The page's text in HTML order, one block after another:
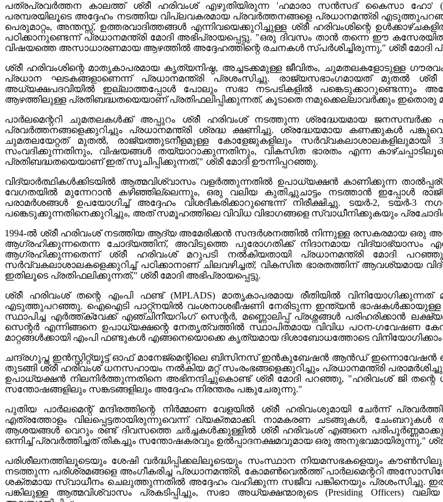
പത്രപ്രവർത്തന കാലത്ത് ശ്രീ ഹരിവംശ് എഴുതിയിരുന്ന 'ഹമാരാ സൻസദ് കൈസാ ഹോ'
പരമ്പരയിലൂടെ അദ്ദേഹം നടത്തിയ വിപ്ലവകരമായ പ്രവർത്തനങ്ങളെ പ്രധാനമന്ത്രി
പെരുമാറ്റം, അന്തസ്സ്, ഉത്തരവാദിത്തങ്ങൾ എന്നിവയെക്കുറിച്ചുള്ള ശ്രീ ഹരിവംശിന്റെ
പഠിക്കാനുണ്ടെന്ന് പ്രധാനമന്ത്രി മോദി അഭിപ്രായപ്പെട്ടു. "ഒരു ദിവസം താൻ തന്നെ ഈ
വിഷയത്തെ അസാധാരണമായ ആഴത്തിൽ അദ്ദേഹത്തിന്റെ രചനകൾ സ്പർശിച്ചിരുന്നു," ശ്രീ മോദി
ശ്രീ ഹരിവംശിന്റെ മാതൃകാപരമായ കൃത്യനിഷ്ഠ, അച്ചടക്കമുള്ള ജീവിതം, ചുമതലകളോടുള്ള
പ്രധാന ഘടകങ്ങളാണെന്ന് പ്രധാനമന്ത്രി പ്രശംസിച്ചു. രാജ്യസഭാംഗമായത് മുതൽ
അധ്യക്ഷപദവിയിൽ ഇല്ലാത്തപ്പോൾ പോലും സഭാ നടപടികളിൽ പങ്കെടുക്കാറുണ്ടെന്നും
ആഴത്തിലുള്ള പ്രതിബദ്ധതയെയാണ് പ്രതിഫലിപ്പിക്കുന്നത്, കൂടാതെ നമുക്കെല്ലാവർക്കും ഇതൊരു
പാർലമെന്ററി ചുമതലകൾക്ക് അപ്പുറം ശ്രീ ഹരിവംശ് നടത്തുന്ന ശ്രദ്ധേയമായ ജനസമ്പർക്ക
പ്രവർത്തനങ്ങളെക്കുറിച്ചും പ്രധാനമന്ത്രി ശ്രദ്ധ ക്ഷണിച്ചു. ശ്രദ്ധേയമായ കണക്കുകൾ
ചുമതലയേറ്റത് മുതൽ, രാജ്യത്തുടനീളമുള്ള കോളേജുകളിലും സർവ്വകലാശാലകളിലുമായി
സംവദിക്കുന്നതിനും, വിഷയങ്ങൾ തയ്യാറാക്കുന്നതിനും, വികസിത ഭാരതം എന്ന
പ്രതിബദ്ധതയെയാണ് ഇത് സൂചിപ്പിക്കുന്നത്," ശ്രീ മോദി ഊന്നിപ്പറഞ്ഞു.
വിദ്യാർത്ഥികൾക്കിടയിൽ ആത്മവിശ്വാസം വളർത്തുന്നതിൽ ഉപാധ്യക്ഷൻ കാണിക്കുന്ന
വേഗതയിൽ മുന്നേറാൻ കഴിഞ്ഞില്ലെന്നും, ഒരു വലിയ കുതിച്ചുചാട്ടം നടത്താൻ ഇപ്പോൾ
പരാമർശങ്ങൾ ഉപയോഗിച്ച് അദ്ദേഹം വിശദീകരിക്കാറുണ്ടെന്ന് നിരീക്ഷിച്ചു. ടയർ-2,
പങ്കെടുക്കുന്നതിനെക്കുറിച്ചും, അത് സമൂഹത്തിലെ വിവിധ വിഭാഗങ്ങളെ സ്വാധീനിക്കുകയും
1994-ൽ ശ്രീ ഹരിവംശ് നടത്തിയ ആദ്യ അമേരിക്കൻ സന്ദർശനത്തിൽ നിന്നുള്ള രസകരമായ
ആഗ്രഹിക്കുന്നതെന്ന ചോദ്യത്തിന്, അവിടുത്തെ പുരോഗതിക്ക് നിദാനമായ വിദ്യാഭ്യാസം
ആഗ്രഹിക്കുന്നതെന്ന് ശ്രീ ഹരിവംശ് മറുപടി നൽകിയതായി പ്രധാനമന്ത്രി മോദി
സർവ്വകലാശാലകളെക്കുറിച്ച് പഠിക്കാനാണ് ചിലവഴിച്ചത്; വികസിത ഭാരതത്തിന് ആവശ്യമായ
ഇതിലൂടെ പ്രതിഫലിക്കുന്നത്," ശ്രീ മോദി അഭിപ്രായപ്പെട്ടു.
ശ്രീ ഹരിവംശ് തന്റെ എംപി ഫണ്ട് (MPLADS) മാതൃകാപരമായ രീതിയിൽ
എടുത്തുപറഞ്ഞു. ഐഐടി പാറ്റ്‌നയിൽ വംശനാശഭീഷണി നേരിടുന്ന ഇന്ത്യൻ ഭാഷകൾക്കായുള്ള
സ്ഥാപിച്ച എർത്ത്ക്വേക്ക് എഞ്ചിനീയറിംഗ് സെന്റർ, മണ്ണൊലിപ്പ് പ്രശ്നങ്ങൾ പരിഹരിക്കാൻ
സെന്റർ എന്നിങ്ങനെ ഉപാധ്യക്ഷന്റെ നേതൃത്വത്തിൽ സ്ഥാപിതമായ വിവിധ പഠന-ഗവേഷണ
മാറ്റങ്ങൾക്കായി എംപി ഫണ്ടുകൾ എങ്ങനെയൊക്കെ കൃത്യമായ ദിശാബോധത്തോടെ വിനിയോഗിക്കാം
ചന്ദ്രഗുപ്ത ഇൻസ്റ്റിറ്റ്യൂട്ട് ഓഫ് മാനേജ്‌മെന്റിലെ ബിസിനസ് ഇൻകുബേഷൻ ആൻഡ്
തുടങ്ങി ശ്രീ ഹരിവംശ് ധനസഹായം നൽകിയ മറ്റ് സംരംഭങ്ങളെക്കുറിച്ചും പ്രധാനമന്ത്രി
ഉപാധ്യക്ഷൻ നിലനിർത്തുന്നതിനെ അഭിനന്ദിച്ചുകൊണ്ട് ശ്രീ മോദി പറഞ്ഞു, "ഹരിവംശ് ജി
സന്തോഷങ്ങളിലും സങ്കടങ്ങളിലും അദ്ദേഹം നിരന്തരം പങ്കുചേരുന്നു."
പുതിയ പാർലമെന്റ് മന്ദിരത്തിന്റെ നിർമ്മാണ വേളയിൽ ശ്രീ ഹരിവംശുമായി ചേർന്ന്
എത്രത്തോളം വിലപ്പെട്ടതായിരുന്നുവെന്ന് വ്യക്തമാക്കി. നാമകരണ ചടങ്ങുകൾ, ചേംബറുകൾ
ആശയങ്ങൾ വെറും രണ്ട് ദിവസത്തെ ചർച്ചകൾക്കുള്ളിൽ ശ്രീ ഹരിവംശ് എങ്ങനെ
ഒന്നിച്ച് പ്രവർത്തിച്ചത് തികച്ചും സന്തോഷകരവും ഉൽപ്പാദനക്ഷമവുമായ ഒരു അനുഭവമായിരുന്നു," ശ്രീ
പരിശീലനത്തിലൂടെയും ശേഷി വർദ്ധിപ്പിക്കലിലൂടെയും സംസ്ഥാന നിയമസഭകളെയും
നടത്തുന്ന പരിശ്രമങ്ങളെ അംഗീകരിച്ച പ്രധാനമന്ത്രി, കോമൺവെൽത്ത് പാർലമെന്ററി
ശക്തമായ സ്വാധീനം ചെലുത്തുന്നതിൽ അദ്ദേഹം വഹിക്കുന്ന സജീവ പങ്കിനെയും പ്രശംസിച്ചു.
പങ്കിലുള്ള ആത്മവിശ്വാസം പ്രകടിപ്പിച്ചും, സഭാ അധ്യക്ഷന്മാരുടെ (Presiding Officers)